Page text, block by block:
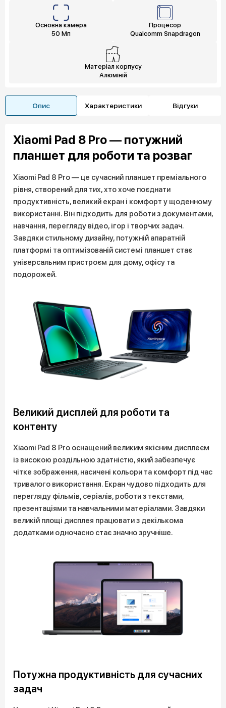
Основна камера
50 Мп
Процесор
Qualcomm Snapdragon
Матеріал корпусу
Алюміній
Опис Характеристики Відгуки
Xiaomi Pad 8 Pro — потужний
планшет для роботи та розваг
Xiaomi Pad 8 Pro — це сучасний планшет преміального
рівня, створений для тих, хто хоче поєднати
продуктивність, великий екран і комфорт у щоденному
використанні. Він підходить для роботи з документами,
навчання, перегляду відео, ігор і творчих задач.
Завдяки стильному дизайну, потужній апаратній
платформі та оптимізованій системі планшет стає
універсальним пристроєм для дому, офісу та
подорожей.
Великий дисплей для роботи та
контенту
Xiaomi Pad 8 Pro оснащений великим якісним дисплеєм
із високою роздільною здатністю, який забезпечує
чітке зображення, насичені кольори та комфорт під час
тривалого використання. Екран чудово підходить для
перегляду фільмів, серіалів, роботи з текстами,
презентаціями та навчальними матеріалами. Завдяки
великій площі дисплея працювати з декількома
додатками одночасно стає значно зручніше.
Потужна продуктивність для сучасних
задач